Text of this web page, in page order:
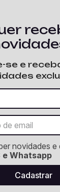
se e
novidades e
e Whatsapp